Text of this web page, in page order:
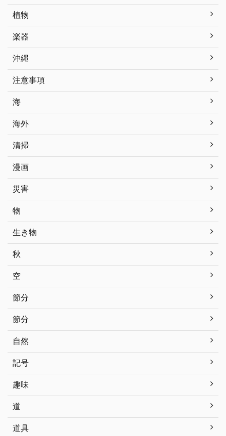
植物
楽器
沖縄
注意事項
海
海外
清掃
漫画
災害
物
生き物
秋
空
節分
節分
自然
記号
趣味
道
道具